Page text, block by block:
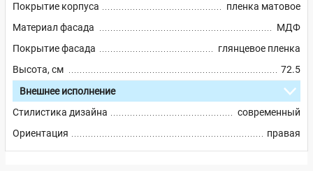
Покрытие корпуса
пленка матовое
Материал фасада
МДФ
Покрытие фасада
глянцевое пленка
Высота, см
72.5
Внешнее исполнение
Стилистика дизайна
современный
Ориентация
правая